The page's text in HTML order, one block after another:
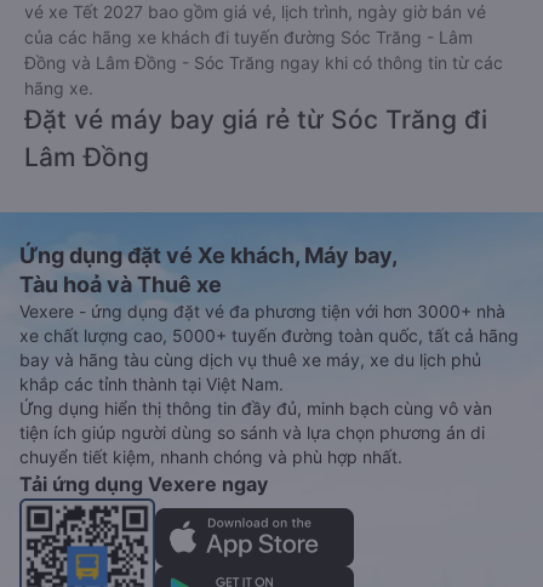
vé xe Tết 2027 bao gồm giá vé, lịch trình, ngày giờ bán vé
của các hãng xe khách đi tuyến đường Sóc Trăng - Lâm
Đồng và Lâm Đồng - Sóc Trăng ngay khi có thông tin từ các
hãng xe.
Đặt vé máy bay giá rẻ từ Sóc Trăng đi
Lâm Đồng
Ứng dụng đặt vé Xe khách, Máy bay,
Tàu hoả và Thuê xe
Vexere - ứng dụng đặt vé đa phương tiện với hơn 3000+ nhà
xe chất lượng cao, 5000+ tuyến đường toàn quốc, tất cả hãng
bay và hãng tàu cùng dịch vụ thuê xe máy, xe du lịch phủ
khắp các tỉnh thành tại Việt Nam.
Ứng dụng hiển thị thông tin đầy đủ, minh bạch cùng vô vàn
tiện ích giúp người dùng so sánh và lựa chọn phương án di
chuyển tiết kiệm, nhanh chóng và phù hợp nhất.
Tải ứng dụng Vexere ngay